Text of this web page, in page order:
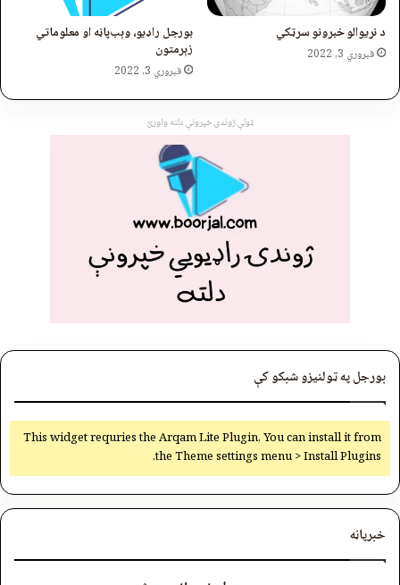
د نړیوالو خبرونو سرټکي
فبروري 3, 2022
بورجل راډیو، وېب‌پاڼه او معلوماتي
زېرمتون
فبروري 3, 2022
ټولې ژوندۍ خپرونې دلته واورئ
بورجل په ټولنیزو شبکو کې
This widget requries the Arqam Lite Plugin, You can install it from
the Theme settings menu > Install Plugins.
خبرپاڼه